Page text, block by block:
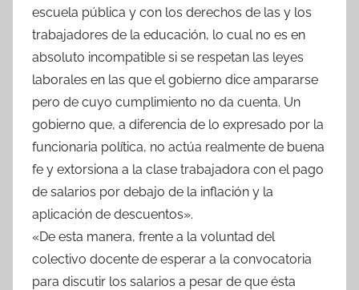
escuela pública y con los derechos de las y los
trabajadores de la educación, lo cual no es en
absoluto incompatible si se respetan las leyes
laborales en las que el gobierno dice ampararse
pero de cuyo cumplimiento no da cuenta. Un
gobierno que, a diferencia de lo expresado por la
funcionaria política, no actúa realmente de buena
fe y extorsiona a la clase trabajadora con el pago
de salarios por debajo de la inflación y la
aplicación de descuentos».
«De esta manera, frente a la voluntad del
colectivo docente de esperar a la convocatoria
para discutir los salarios a pesar de que ésta